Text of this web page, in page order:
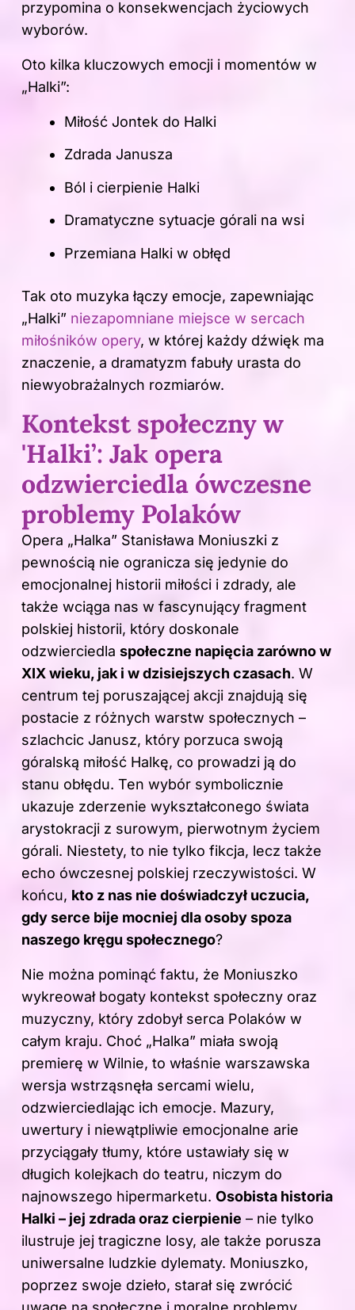
przypomina o konsekwencjach życiowych
wyborów.
Oto kilka kluczowych emocji i momentów w
„Halki”:
Miłość Jontek do Halki
Zdrada Janusza
Ból i cierpienie Halki
Dramatyczne sytuacje górali na wsi
Przemiana Halki w obłęd
Tak oto muzyka łączy emocje, zapewniając
„Halki” niezapomniane miejsce w sercach
miłośników opery, w której każdy dźwięk ma
znaczenie, a dramatyzm fabuły urasta do
niewyobrażalnych rozmiarów.
Kontekst społeczny w
'Halki’: Jak opera
odzwierciedla ówczesne
problemy Polaków
Opera „Halka” Stanisława Moniuszki z
pewnością nie ogranicza się jedynie do
emocjonalnej historii miłości i zdrady, ale
także wciąga nas w fascynujący fragment
polskiej historii, który doskonale
odzwierciedla społeczne napięcia zarówno w
XIX wieku, jak i w dzisiejszych czasach. W
centrum tej poruszającej akcji znajdują się
postacie z różnych warstw społecznych –
szlachcic Janusz, który porzuca swoją
góralską miłość Halkę, co prowadzi ją do
stanu obłędu. Ten wybór symbolicznie
ukazuje zderzenie wykształconego świata
arystokracji z surowym, pierwotnym życiem
górali. Niestety, to nie tylko fikcja, lecz także
echo ówczesnej polskiej rzeczywistości. W
końcu, kto z nas nie doświadczył uczucia,
gdy serce bije mocniej dla osoby spoza
naszego kręgu społecznego?
Nie można pominąć faktu, że Moniuszko
wykreował bogaty kontekst społeczny oraz
muzyczny, który zdobył serca Polaków w
całym kraju. Choć „Halka” miała swoją
premierę w Wilnie, to właśnie warszawska
wersja wstrząsnęła sercami wielu,
odzwierciedlając ich emocje. Mazury,
uwertury i niewątpliwie emocjonalne arie
przyciągały tłumy, które ustawiały się w
długich kolejkach do teatru, niczym do
najnowszego hipermarketu. Osobista historia
Halki – jej zdrada oraz cierpienie – nie tylko
ilustruje jej tragiczne losy, ale także porusza
uniwersalne ludzkie dylematy. Moniuszko,
poprzez swoje dzieło, starał się zwrócić